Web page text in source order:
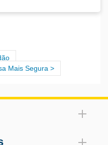
Mais Segura